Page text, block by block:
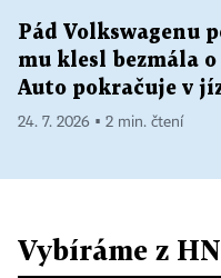
Pád Volkswagenu
mu klesl bezmála
Auto pokračuje v
24. 7. 2026 ▪ 2 min. čtení
Vybíráme z HN